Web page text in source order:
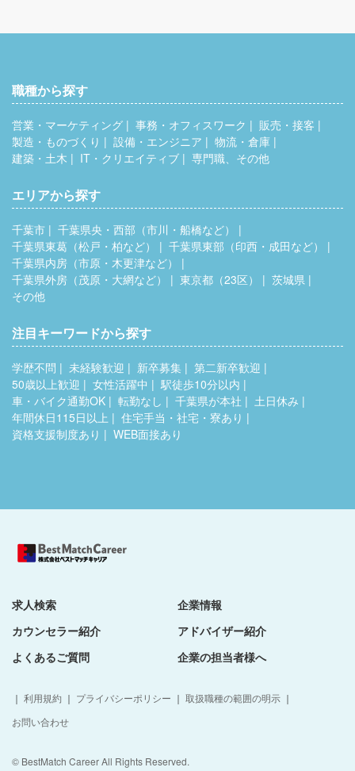
職種から探す
営業・マーケティング 事務・オフィスワーク
販売・接客
製造・ものづくり
設備・エンジニア
物流・倉庫
建築・土木
IT・クリエイティブ 専門職、その他
エリアから探す
千葉市
千葉県央・西部（市川・船橋など）
千葉県東葛（松戸・柏など）
千葉県東部（印西・成田など）
千葉県内房（市原・木更津など）
千葉県外房（茂原・大網など）
東京都（23区）
茨城県
その他
注目キーワードから探す
学歴不問 未経験歓迎 新卒募集
第二新卒歓迎
50歳以上歓迎
女性活躍中
駅徒歩10分以内
車・バイク通勤OK
転勤なし 千葉県が本社
土日休み
年間休日115日以上
住宅手当・社宅・寮あり
資格支援制度あり
WEB面接あり
求人検索
企業情報
カウンセラー紹介
アドバイザー紹介
よくあるご質問
企業の担当者様へ
｜ 利用規約 ｜ プライバシーポリシー ｜ 取扱職種の範囲の明示 ｜
お問い合わせ
© BestMatch Career All Rights Reserved.